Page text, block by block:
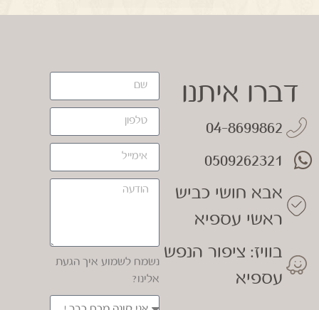
דברו איתנו
04-8699862
0509262321
אבא חושי כביש
ראשי עספיא
בוויז: ציפור הנפש
עספיא
נשמח לשמוע איך הגעת
אלינו?